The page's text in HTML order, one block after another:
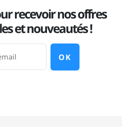
recevoir nos offres
et nouveautés !
OK